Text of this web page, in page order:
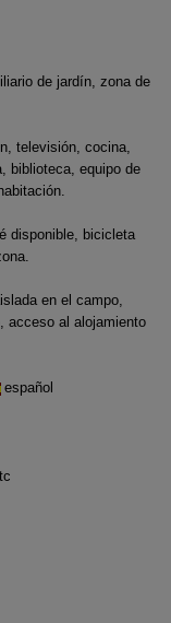
de jardín, zona de
televisión, cocina,
biblioteca, equipo de
disponible, bicicleta
en el campo,
acceso al alojamiento
español